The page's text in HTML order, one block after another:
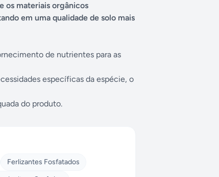
os materiais orgânicos
em uma qualidade de solo mais
de nutrientes para as
específicas da espécie, o
do produto.
Ferlizantes Fosfatados